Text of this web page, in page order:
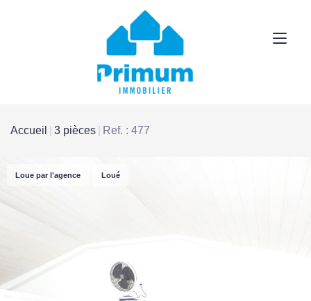
Accueil 3 pièces Ref. : 477
Loue par l'agence Loué